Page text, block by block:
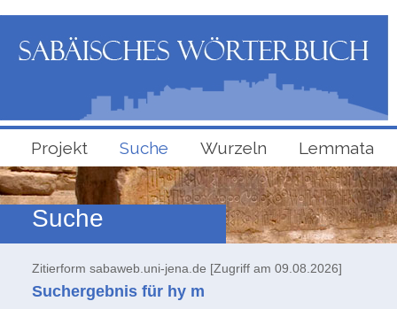
Projekt Suche Wurzeln Lemmata
Suche
Zitierform sabaweb.uni-jena.de [Zugriff am 09.08.2026]
Suchergebnis für hy m